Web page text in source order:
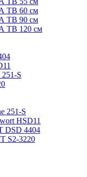
ТВ 60 см
ТВ 90 см
ТВ 120 см
S
251-S
HSD11
DSD 4404
S2-3220